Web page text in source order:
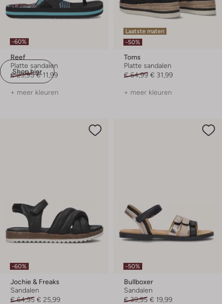
Shop hier
-60%
Reef
Platte sandalen
€ 29,95 € 11,99
+ meer kleuren
Laatste maten
-50%
Toms
Platte sandalen
€ 64,99 € 31,99
+ meer kleuren
-60%
Jochie & Freaks
Sandalen
€ 64,95 € 25,99
-50%
Bullboxer
Sandalen
€ 39,95 € 19,99